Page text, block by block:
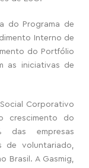
do Programa de
Interno de
do Portfólio
as iniciativas de
Corporativo
crescimento do
das empresas
de voluntariado,
Brasil. A Gasmig,